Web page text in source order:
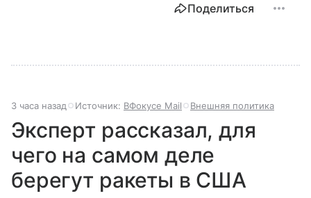
Поделиться
3 часа назад Источник: ВФокусе Mail Внешняя политика
Эксперт рассказал, для
чего на самом деле
берегут ракеты в США